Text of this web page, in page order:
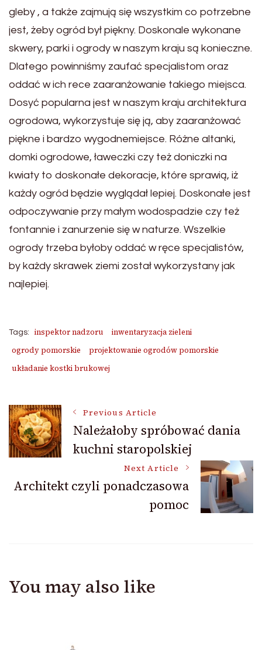
gleby , a także zajmują się wszystkim co potrzebne
jest, żeby ogród był piękny. Doskonale wykonane
skwery, parki i ogrody w naszym kraju są konieczne.
Dlatego powinniśmy zaufać specjalistom oraz
oddać w ich rece zaaranżowanie takiego miejsca.
Dosyć popularna jest w naszym kraju architektura
ogrodowa, wykorzystuje się ją, aby zaaranżować
piękne i bardzo wygodnemiejsce. Różne altanki,
domki ogrodowe, ławeczki czy też doniczki na
kwiaty to doskonałe dekoracje, które sprawią, iż
każdy ogród będzie wyglądał lepiej. Doskonałe jest
odpoczywanie przy małym wodospadzie czy też
fontannie i zanurzenie się w naturze. Wszelkie
ogrody trzeba byłoby oddać w ręce specjalistów,
by każdy skrawek ziemi został wykorzystany jak
najlepiej.
Tags: inspektor nadzoru
inwentaryzacja zieleni
ogrody pomorskie
projektowanie ogrodów pomorskie
układanie kostki brukowej
Post
Navigation
Previous Article
Należałoby spróbować dania
kuchni staropolskiej
Next Article
Architekt czyli ponadczasowa
pomoc
You may also like